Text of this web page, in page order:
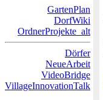
GartenPlan
DorfWiki
OrdnerProjekte_alt
Dörfer
NeueArbeit
VideoBridge
VillageInnovationTalk